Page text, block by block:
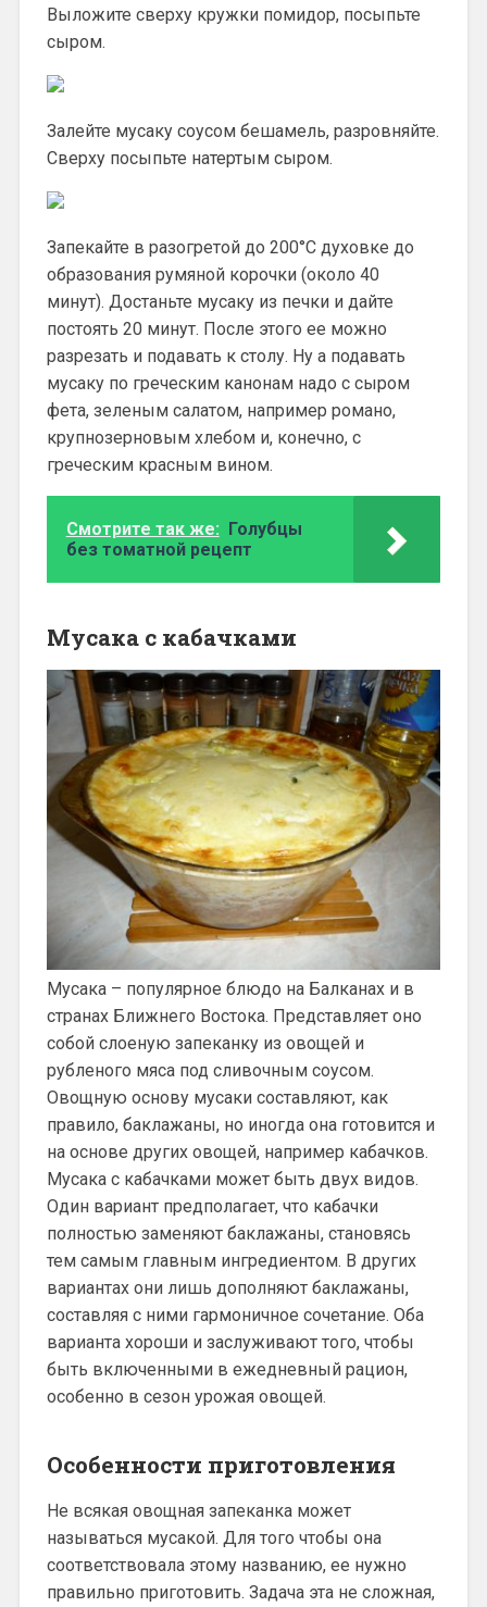
Выложите сверху кружки помидор, посыпьте
сыром.
Залейте мусаку соусом бешамель, разровняйте.
Сверху посыпьте натертым сыром.
Запекайте в разогретой до 200°С духовке до
образования румяной корочки (около 40
минут). Достаньте мусаку из печки и дайте
постоять 20 минут. После этого ее можно
разрезать и подавать к столу. Ну а подавать
мусаку по греческим канонам надо с сыром
фета, зеленым салатом, например романо,
крупнозерновым хлебом и, конечно, с
греческим красным вином.
Смотрите так же: Голубцы
без томатной рецепт
Мусака с кабачками
Мусака – популярное блюдо на Балканах и в
странах Ближнего Востока. Представляет оно
собой слоеную запеканку из овощей и
рубленого мяса под сливочным соусом.
Овощную основу мусаки составляют, как
правило, баклажаны, но иногда она готовится и
на основе других овощей, например кабачков.
Мусака с кабачками может быть двух видов.
Один вариант предполагает, что кабачки
полностью заменяют баклажаны, становясь
тем самым главным ингредиентом. В других
вариантах они лишь дополняют баклажаны,
составляя с ними гармоничное сочетание. Оба
варианта хороши и заслуживают того, чтобы
быть включенными в ежедневный рацион,
особенно в сезон урожая овощей.
Особенности приготовления
Не всякая овощная запеканка может
называться мусакой. Для того чтобы она
соответствовала этому названию, ее нужно
правильно приготовить. Задача эта не сложная,